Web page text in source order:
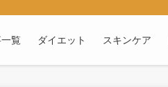
覧 ダイエット スキンケア